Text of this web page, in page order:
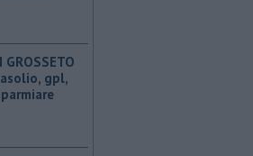
GROSSETO
gpl,